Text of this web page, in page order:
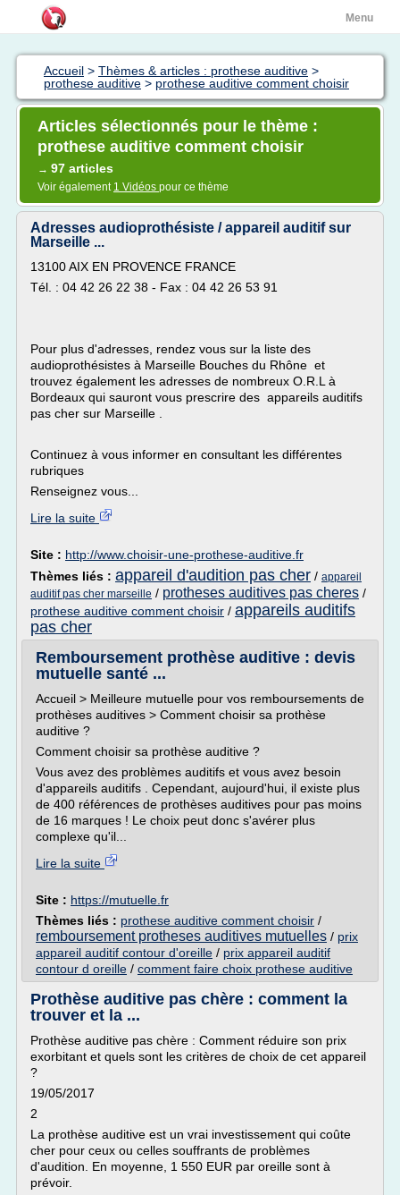
Menu
Accueil > Thèmes & articles : prothese auditive >
prothese auditive > prothese auditive comment choisir
Articles sélectionnés pour le thème :
prothese auditive comment choisir
→ 97 articles
Voir également 1 Vidéos pour ce thème
Adresses audioprothésiste / appareil auditif sur
Marseille ...
13100 AIX EN PROVENCE FRANCE
Tél. : 04 42 26 22 38 - Fax : 04 42 26 53 91
Pour plus d'adresses, rendez vous sur la liste des
audioprothésistes à Marseille Bouches du Rhône et
trouvez également les adresses de nombreux O.R.L à
Bordeaux qui sauront vous prescrire des appareils auditifs
pas cher sur Marseille .
Continuez à vous informer en consultant les différentes
rubriques
Renseignez vous...
Lire la suite
Site : http://www.choisir-une-prothese-auditive.fr
Thèmes liés : appareil d'audition pas cher / appareil
auditif pas cher marseille / protheses auditives pas cheres /
prothese auditive comment choisir / appareils auditifs
pas cher
Remboursement prothèse auditive : devis
mutuelle santé ...
Accueil > Meilleure mutuelle pour vos remboursements de
prothèses auditives > Comment choisir sa prothèse
auditive ?
Comment choisir sa prothèse auditive ?
Vous avez des problèmes auditifs et vous avez besoin
d'appareils auditifs . Cependant, aujourd'hui, il existe plus
de 400 références de prothèses auditives pour pas moins
de 16 marques ! Le choix peut donc s'avérer plus
complexe qu'il...
Lire la suite
Site : https://mutuelle.fr
Thèmes liés : prothese auditive comment choisir /
remboursement protheses auditives mutuelles / prix
appareil auditif contour d'oreille / prix appareil auditif
contour d oreille / comment faire choix prothese auditive
Prothèse auditive pas chère : comment la
trouver et la ...
Prothèse auditive pas chère : Comment réduire son prix
exorbitant et quels sont les critères de choix de cet appareil
?
19/05/2017
2
La prothèse auditive est un vrai investissement qui coûte
cher pour ceux ou celles souffrants de problèmes
d'audition. En moyenne, 1 550 EUR par oreille sont à
prévoir.